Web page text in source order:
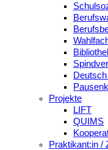
Projekte
LIFT
QUIMS
Praktikant:in /